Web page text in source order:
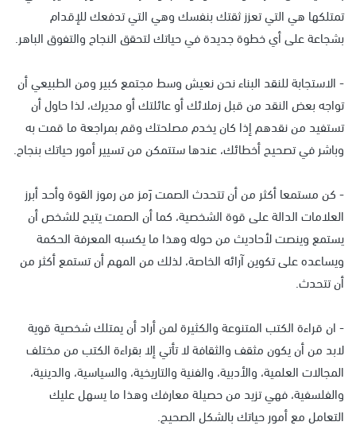
تمتلكها هي التي تعزز ثقتك بنفسك وهي التي تدفعك للإقدام
بشجاعة على أي خطوة جديدة في حياتك لتحقق النجاح والتفوق الباهر.
- الاستجابة للنقد البناء نحن نعيش وسط مجتمع كبير ومن الطبيعي أن
تواجه بعض النقد من قبل زملائك أو عائلتك أو مديرك، لذا حاول أن
تستفيد من نقدهم إذا كان يخدم مصلحتك وقم بمراجعة ما قمت به
وباشر في تصحيح أخطائك، عندها ستتمكن من تسيير أمور حياتك بنجاح.
- كن مستمعا أكثر من أن تتحدث الصمت رَمز من رموز القوة وأحد أبرز
العلامات الدالة على قوة الشخصية، كما أن الصمت يتيح للشخص أن
يستمع وينصت لأحاديث من حوله وهذا ما يكسبه المعرفة الحكمة
ويساعده على تكوين آرائه الخاصة، لذلك من المهم أن تستمع أكثر من
أن تتحدث.
- ان قراءة الكتب المتنوعة والكثيرة لمن أراد أن يمتلك شخصية قوية
لابد من أن يكون مثقف والثقافة لا تأتي إلا بقراءة الكتب من مختلف
المجالات العلمية، والأدبية، والفنية والتاريخية، والسياسية، والدينية،
والفلسفية، فهي تزيد من حصيلة معارفك وهذا ما يسهل عليك
التعامل مع أمور حياتك بالشكل الصحيح.